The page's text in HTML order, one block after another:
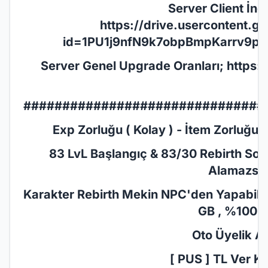
Server Client
https://
Server Genel Upgrade Oranları;
Exp Zorluğu ( Kolay ) - İtem Zorluğu
83 LvL Başlangıç & 83/30 Rebirth
Karakter Rebirth Mekin NPC'den
GB , %100
Oto Üyelik
[ PUS ] TL Ver